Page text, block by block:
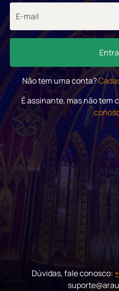
Não tem uma conta?
É assinante, mas não tem
Dúvidas, fale conosco: